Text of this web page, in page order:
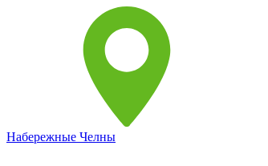
Набережные Челны